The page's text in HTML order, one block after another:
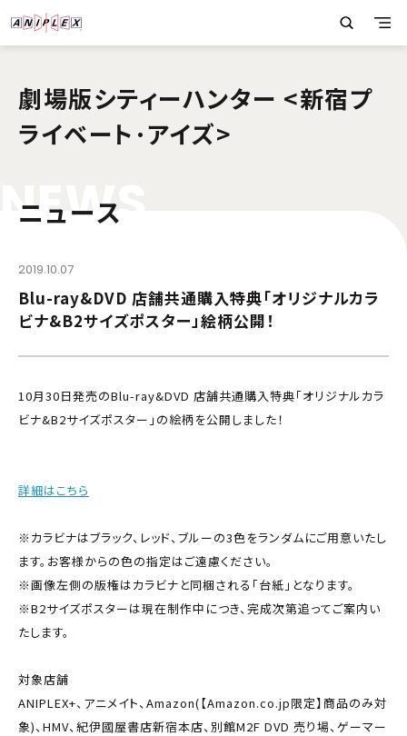
劇場版シティーハンター <新宿プ
ライベート･アイズ>
NEWS
ニュース
2019.10.07
Blu-ray&DVD 店舗共通購入特典「オリジナルカラ
ビナ&B2サイズポスター」絵柄公開！
10月30日発売のBlu-ray&DVD 店舗共通購入特典「オリジナルカラ
ビナ&B2サイズポスター」の絵柄を公開しました！
詳細はこちら
※カラビナはブラック、レッド、ブルーの3色をランダムにご用意いたし
ます。お客様からの色の指定はご遠慮ください。
※画像左側の版権はカラビナと同梱される「台紙」となります。
※B2サイズポスターは現在制作中につき、完成次第追ってご案内い
たします。
対象店舗
ANIPLEX+、アニメイト、Amazon(【Amazon.co.jp限定】商品のみ対
象)、HMV、紀伊國屋書店新宿本店、別館M2F DVD 売り場、ゲーマー